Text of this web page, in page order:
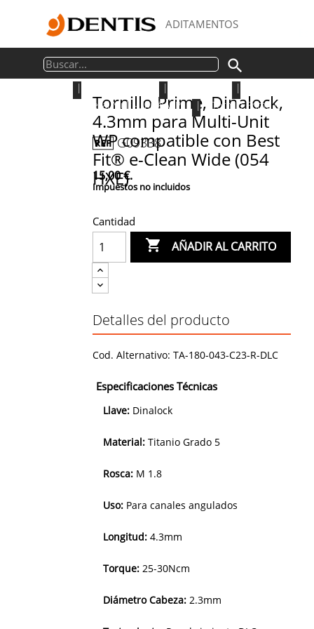
ADITAMENTOS

| | |
Transepitelial Multi-Unit® WP
| Tornillo Prime Original
Tornillo Prime, Dinalock,
4.3mm para Multi-Unit
WP compatible con Best
Fit® e-Clean Wide (054
HXE)
G09338
15,00 €.
Impuestos no incluidos
Cantidad
 AÑADIR AL CARRITO
Detalles del producto
Cod. Alternativo: TA-180-043-C23-R-DLC
Especificaciones Técnicas
Llave: Dinalock
Material: Titanio Grado 5
Rosca: M 1.8
Uso: Para canales angulados
Longitud: 4.3mm
Torque: 25-30Ncm
Diámetro Cabeza: 2.3mm